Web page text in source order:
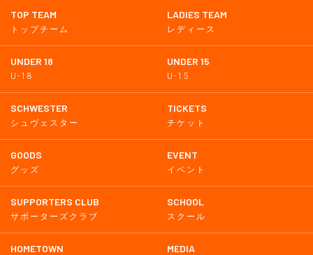
TOP TEAM
トップチーム
LADIES TEAM
レディース
UNDER 18
U-18
UNDER 15
U-15
SCHWESTER
シュヴェスター
TICKETS
チケット
GOODS
グッズ
EVENT
イベント
SUPPORTERS CLUB
サポーターズクラブ
SCHOOL
スクール
HOMETOWN MEDIA